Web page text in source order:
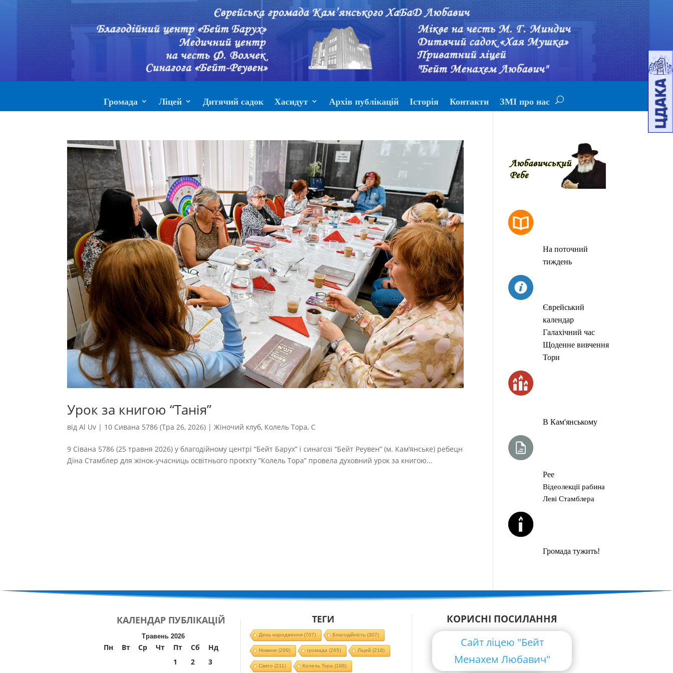
Громада Ліцей Дитячий садок Хасидут Архів публікацій Історія Контакти ЗМІ про нас
Урок за книгою “Танія”
відAl Uv | 10 Сивана 5786 (Тра 26, 2026) |Жіночий клуб, Колель Тора, С
9 Сівана 5786 (25 травня 2026) у благодійному центрі “Бейт Барух” і синагозі “Бейт Реувен” (м. Кам’янське) ребецн
Діна Стамблер для жінок-учасниць освітнього проєкту ”Колель Тора” провела духовний урок за книгою...
На поточний
тиждень
Єврейський
календар
Галахічний час
Щоденне вивчення
Тори
В Кам'янському
Рее
Відеолекції рабина
Леві Стамблера
Громада тужить!
КАЛЕНДАР ПУБЛІКАЦІЙ
Травень 2026
Пн Вт Ср Чт Пт Сб
Нд
1
2
3
ТЕГИ
День народження(707) Благодійність (307)
Новини (299) громада (265) Ліцей (216)
Свято (211) Колель Тора (188)
КОРИСНІ ПОСИЛАННЯ
Сайт ліцею "Бейт
Менахем Любавич"